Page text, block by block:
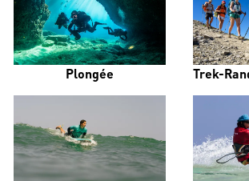
Plongée Trek-